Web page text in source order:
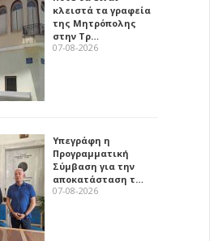
κλειστά τα γραφεία
της Μητρόπολης
στην Τρ…
07-08-2026
Υπεγράφη η
Προγραμματική
Σύμβαση για την
αποκατάσταση τ…
07-08-2026